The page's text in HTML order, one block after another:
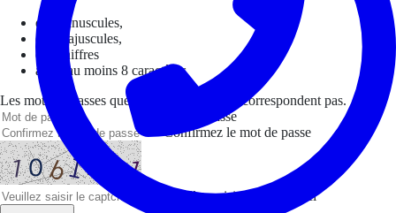
des minuscules,
des majuscules,
des chiffres
avoir au moins 8 caractères
Les mots de passes que vous avez saisis ne correspondent pas.
Mot de passe
Confirmez le mot de passe
Veuillez saisir le captcha ici